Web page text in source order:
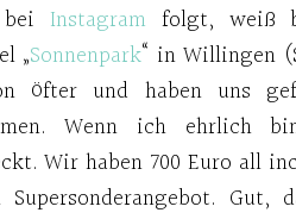
Instagram folgt, weiß
„Sonnenpark“ in Willingen
öfter und haben uns
Wenn ich ehrlich
Wir haben 700 Euro all
Supersonderangebot.